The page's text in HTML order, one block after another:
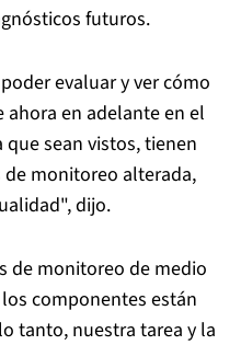
futuros.
evaluar y ver cómo
ahora en adelante en el
sean vistos, tienen
monitoreo alterada,
dijo.
de monitoreo de medio
componentes están
tanto, nuestra tarea y la